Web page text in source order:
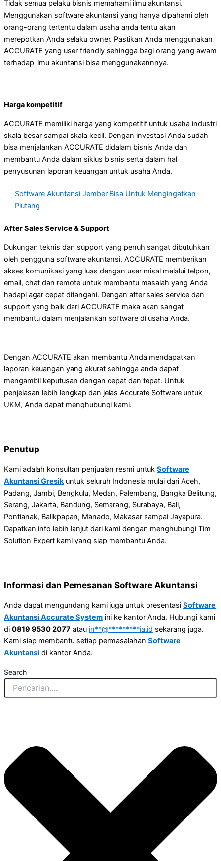
Tidak semua pelaku bisnis memahami ilmu akuntansi.
Menggunakan software akuntansi yang hanya dipahami oleh
orang-orang tertentu dalam usaha anda tentu akan
merepotkan Anda selaku owner. Pastikan Anda menggunakan
ACCURATE yang user friendly sehingga bagi orang yang awam
terhadap ilmu akuntansi bisa menggunakannnya.
Harga kompetitif
ACCURATE memiliki harga yang kompetitif untuk usaha industri
skala besar sampai skala kecil. Dengan investasi Anda sudah
bisa menjalankan ACCURATE didalam bisnis Anda dan
membantu Anda dalam siklus bisnis serta dalam hal
penyusunan laporan keuangan untuk usaha Anda.
Software Akuntansi Jember Bisa Untuk Mengingatkan
Piutang
After Sales Service & Support
Dukungan teknis dan support yang penuh sangat dibutuhkan
oleh pengguna software akuntansi. ACCURATE memberikan
akses komunikasi yang luas dengan user misal melalui telpon,
email, chat dan remote untuk membantu masalah yang Anda
hadapi agar cepat ditangani. Dengan after sales service dan
support yang baik dari ACCURATE maka akan sangat
membantu dalam menjalankan software di usaha Anda.
Dengan ACCURATE akan membantu Anda mendapatkan
laporan keuangan yang akurat sehingga anda dapat
mengambil keputusan dengan cepat dan tepat. Untuk
penjelasan lebih lengkap dan jelas Accurate Software untuk
UKM, Anda dapat menghubungi kami.
Penutup
Kami adalah konsultan penjualan resmi untuk Software
Akuntansi Gresikuntuk seluruh Indonesia mulai dari Aceh,
Padang, Jambi, Bengkulu, Medan, Palembang, Bangka Belitung,
Serang, Jakarta, Bandung, Semarang, Surabaya, Bali,
Pontianak, Balikpapan, Manado, Makasar sampai Jayapura.
Dapatkan info lebih lanjut dari kami dengan menghubungi Tim
Solution Expert kami yang siap membantu Anda.
Informasi dan Pemesanan Software Akuntansi
Anda dapat mengundang kami juga untuk presentasi Software
Akuntansi Accurate System ini ke kantor Anda. Hubungi kami
di 0819 9530 2077 atau in**@*********ia.id sekarang juga.
Kami siap membantu setiap permasalahan Software
Akuntansi di kantor Anda.
Search